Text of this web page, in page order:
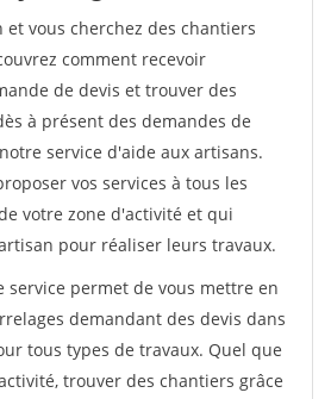
et vous cherchez des chantiers
comment recevoir
de devis et trouver des
à présent des demandes de
service d'aide aux artisans.
vos services à tous les
votre zone d'activité et qui
pour réaliser leurs travaux.
service permet de vous mettre en
demandant des devis dans
tous types de travaux. Quel que
trouver des chantiers grâce